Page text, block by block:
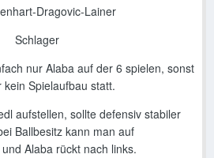
Dragovic-Lainer
Schlager
nur Alaba auf der 6 spielen, sonst
Spielaufbau statt.
aufstellen, sollte defensiv stabiler
Ballbesitz kann man auf
Alaba rückt nach links.